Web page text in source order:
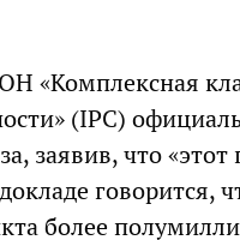
«Комплексная
(IPC)
заявив, что «этот
говорится,
более